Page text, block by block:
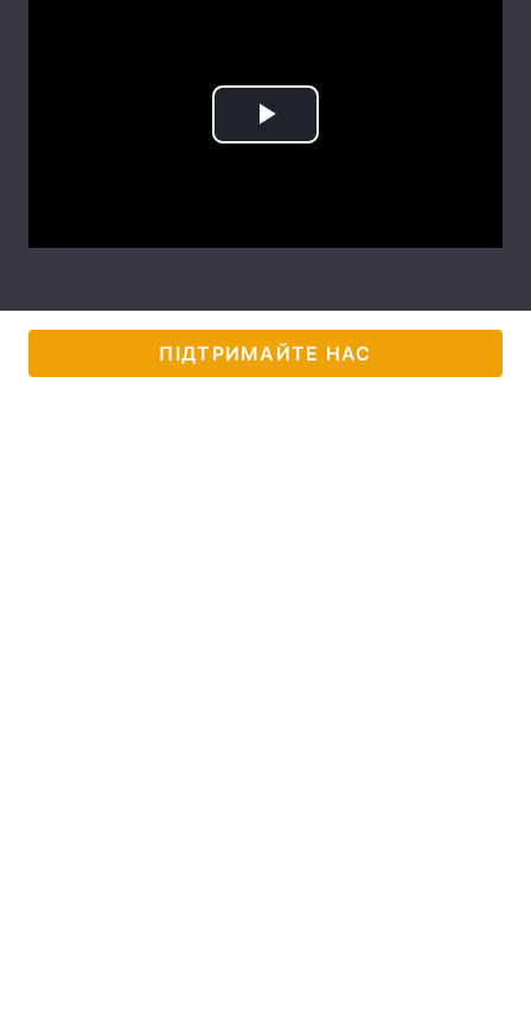
Послуги
Play
ПІДТРИМАЙТЕ НАС